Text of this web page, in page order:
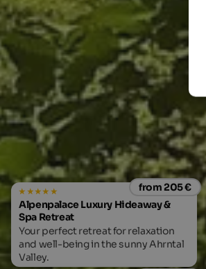
from 205 €
Alpenpalace Luxury Hideaway &
Spa Retreat
Your perfect retreat for relaxation
and well-being in the sunny Ahrntal
Valley.